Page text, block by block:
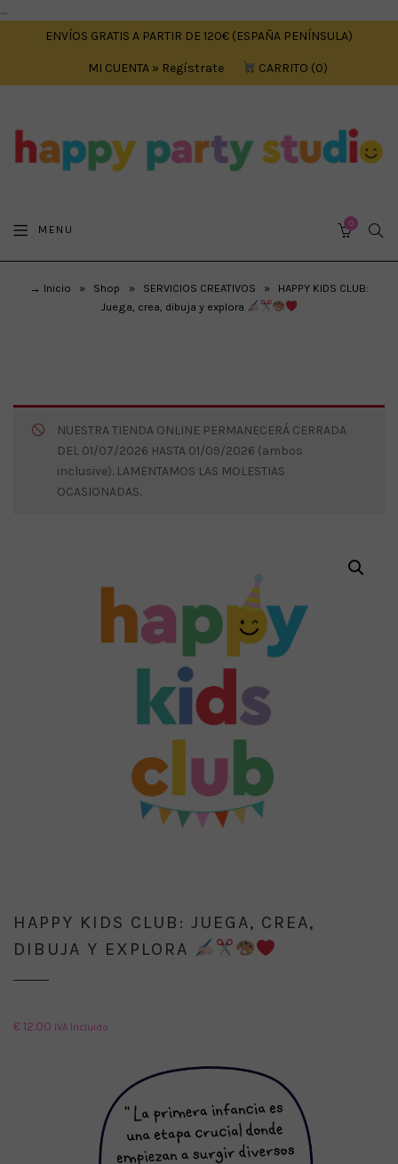
....
ENVÍOS GRATIS A PARTIR DE 120€ (ESPAÑA PENÍNSULA)
MI CUENTA » Regístrate CARRITO 0
MENU 0
→ Inicio » Shop » SERVICIOS CREATIVOS »
HAPPY KIDS CLUB:
Juega, crea, dibuja y explora
NUESTRA TIENDA ONLINE PERMANECERÁ CERRADA
DEL 01/07/2026 HASTA 01/09/2026 (ambos
inclusive). LAMENTAMOS LAS MOLESTIAS
OCASIONADAS.
HAPPY KIDS CLUB: JUEGA, CREA,
DIBUJA Y EXPLORA
€12.00 IVA Incluido